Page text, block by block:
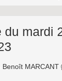
du mardi
Benoît MARCANT